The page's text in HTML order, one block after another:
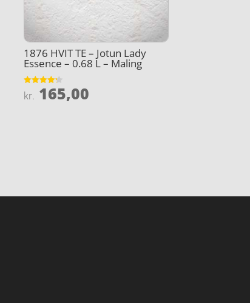
1876 HVIT TE – Jotun Lady
Essence – 0.68 L – Maling
Vurderet
4.2
kr. 165,00